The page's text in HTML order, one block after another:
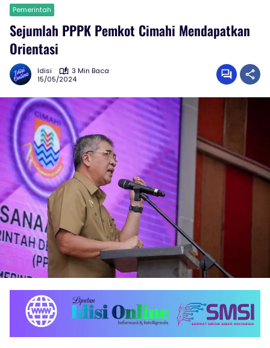
Pemerintah
Sejumlah PPPK Pemkot Cimahi Mendapatkan
Orientasi
Idisi
3 Min Baca
15/05/2024